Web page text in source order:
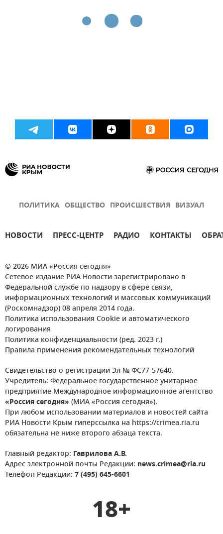
ПОЛИТИКА ОБЩЕСТВО ПРОИСШЕСТВИЯ ВИЗУАЛ
НОВОСТИ ПРЕСС-ЦЕНТР РАДИО КОНТАКТЫ
© 2026 МИА «Россия сегодня»
Сетевое издание РИА Новости зарегистрировано в
Федеральной службе по надзору в сфере связи,
информационных технологий и массовых коммуникаций
(Роскомнадзор) 08 апреля 2014 года.
Политика использования Cookie и автоматического
логирования
Политика конфиденциальности (ред. 2023 г.)
Правила применения рекомендательных технологий
Свидетельство о регистрации Эл № ФС77-57640.
Учредитель: Федеральное государственное унитарное
предприятие Международное информационное агентство
«Россия сегодня» (МИА «Россия сегодня»).
При любом использовании материалов и новостей сайта
РИА Новости Крым гиперссылка на https://crimea.ria.ru
обязательна не ниже второго абзаца текста.
Главный редактор: Гаврилова А.В.
Адрес электронной почты Редакции: news.crimea@ria.ru
Телефон Редакции: 7 (495) 645-6601
18+